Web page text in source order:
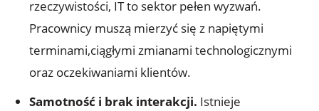
rzeczywistości, IT to sektor pełen wyzwań.
Pracownicy muszą mierzyć się⁣ z⁣ napiętymi
terminami,ciągłymi zmianami technologicznymi
oraz‌ oczekiwaniami klientów.
Samotność‍ i brak interakcji. Istnieje